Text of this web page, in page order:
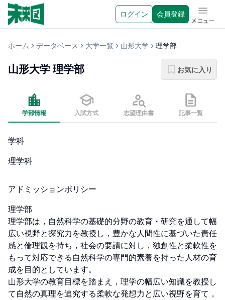
ログイン 会員登録 メニュ
ホーム データベース 大学一覧 山形大学 理学部
山形大学 理学部 お気に入り
学部情報 入試方式 志望理由書 記事一覧
学科
理学科
アドミッションポリシー
理学部
理学部は，自然科学の基礎的分野の教育・研究を通して幅
広い視野と探究力を教授し，豊かな人間性に基づいた責任
感と倫理観を持ち，社会の要請に対し，独創性と柔軟性を
もって対応できる自然科学の専門的素養を持った人材の育
成を目的としています。
山形大学の教育目標を踏まえ，理学の幅広い知識を教授し
て自然の真理を追究する柔軟な発想力と広い視野を育て，